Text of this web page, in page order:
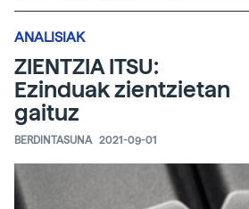
ANALISIAK
ZIENTZIA ITSU:
Ezinduak zientzietan
gaituz
BERDINTASUNA 2021-09-01